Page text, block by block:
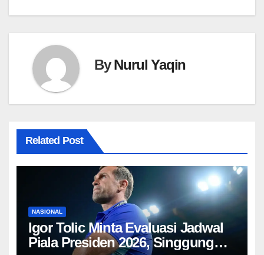
ByNurul Yaqin
Related Post
NASIONAL
Igor Tolic Minta Evaluasi Jadwal
Piala Presiden 2026, Singgung